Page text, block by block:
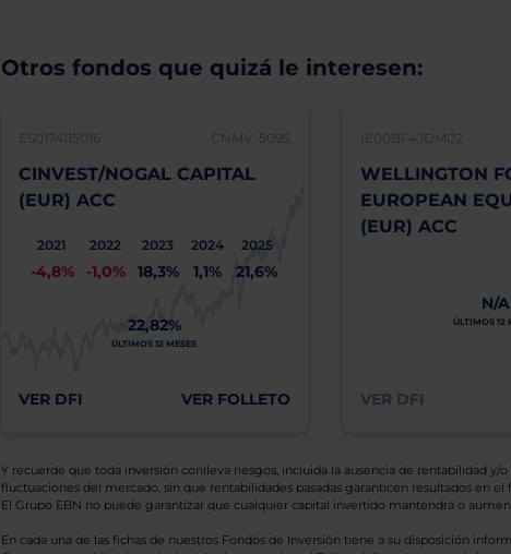
Otros fondos que quizá le interesen:
ES0174115016 CNMV: 5095
CINVEST/NOGAL CAPITAL
(EUR) ACC
2021
-4,8%
2022
-1,0%
2023
18,3%
2024
1,1%
2025
21,6%
22,82%
ÚLTIMOS 12 MESES
VER DFI VER FOLLETO
IE00BF4JDM02
WELLINGTON
EUROPEAN
(EUR) ACC
N/A
ÚLTIMOS 12
VER DFI
Y recuerde que toda inversión conlleva riesgos, incluida la ausencia de rentabilidad
fluctuaciones del mercado, sin que rentabilidades pasadas garanticen resultados en
El Grupo EBN no puede garantizar que cualquier capital invertido mantendrá o
En cada una de las fichas de nuestros Fondos de Inversión tiene a su disposición